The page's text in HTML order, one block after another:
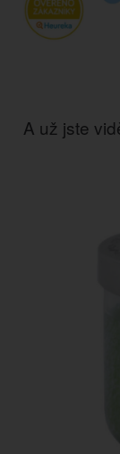
A už jste